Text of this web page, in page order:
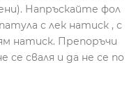
Напръскайте фол
с лек натиск , с
натиск. Препоръчи
се сваля и да не се по